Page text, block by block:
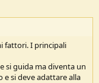
il sistema Pagaia
dell'Euro Paddle
Kayak e Touring
Chioggia. Sul sito
fattori. I principali
si guida ma diventa un
si deve adattare alla